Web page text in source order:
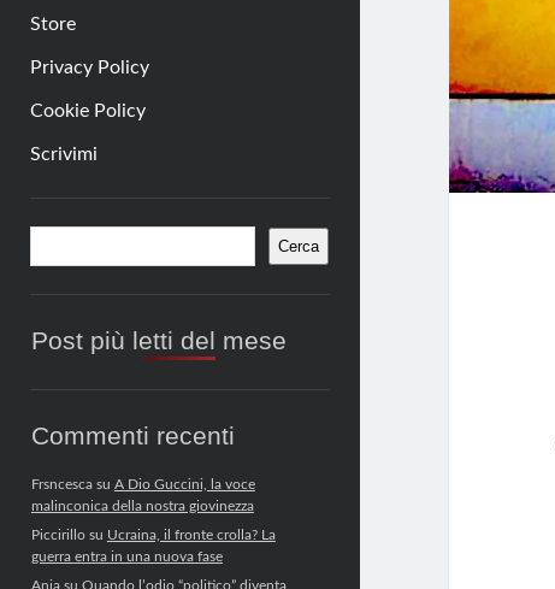
Store
Privacy Policy
Cookie Policy
Scrivimi
Barra
laterale
Cerca
Post più letti del mese
Commenti recenti
Frsncescasu A Dio Guccini, la voce
malinconica della nostra giovinezza
Piccirillosu Ucraina, il fronte crolla? La
guerra entra in una nuova fase
Anjasu Quando l’odio “politico” diventa